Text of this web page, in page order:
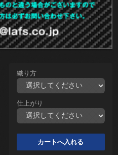
織り方
仕上がり